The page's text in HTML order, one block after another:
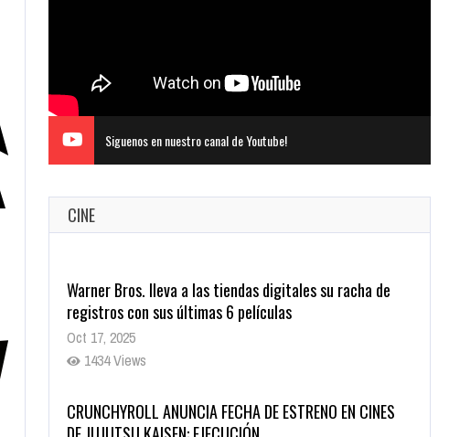
Siguenos en nuestro canal de Youtube!
CINE
Warner Bros. lleva a las tiendas digitales su racha de
registros con sus últimas 6 películas
1434 Views
CRUNCHYROLL ANUNCIA FECHA DE ESTRENO EN CINES
DE JUJUTSU KAISEN: EJECUCIÓN
1756 Views